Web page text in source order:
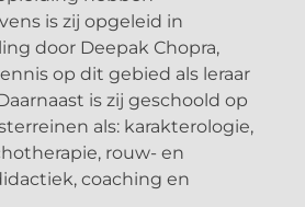
is zij opgeleid in
door Deepak Chopra,
op dit gebied als leraar
is zij geschoold op
als: karakterologie,
rouw- en
coaching en